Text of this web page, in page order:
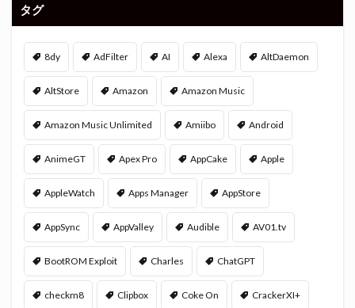
タグ
8dy AdFilter AI Alexa AltDaemon
AltStore Amazon Amazon Music
Amazon Music Unlimited Amiibo Android
AnimeGT Apex Pro AppCake Apple
AppleWatch Apps Manager AppStore
AppSync AppValley Audible AV01.tv
BootROM Exploit Charles ChatGPT
checkm8 Clipbox Coke On CrackerXI+